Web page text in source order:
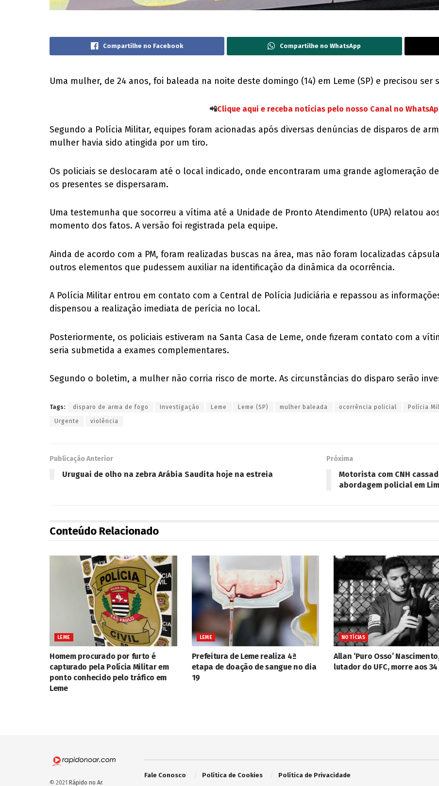
Compartilhe no Facebook Compartilhe no WhatsApp
Uma mulher, de 24 anos, foi baleada na noite deste domingo (14) em Leme (SP) e precisou
📲Clique aqui e receba notícias pelo nosso Canal no
Segundo a Polícia Militar, equipes foram acionadas após diversas denúncias de disparos de
mulher havia sido atingida por um tiro.
Os policiais se deslocaram até o local indicado, onde encontraram uma grande aglomeração
os presentes se dispersaram.
Uma testemunha que socorreu a vítima até a Unidade de Pronto Atendimento (UPA) relatou
momento dos fatos. A versão foi registrada pela equipe.
Ainda de acordo com a PM, foram realizadas buscas na área, mas não foram localizadas
outros elementos que pudessem auxiliar na identificação da dinâmica da ocorrência.
A Polícia Militar entrou em contato com a Central de Polícia Judiciária e repassou as
dispensou a realização imediata de perícia no local.
Posteriormente, os policiais estiveram na Santa Casa de Leme, onde fizeram contato com a
seria submetida a exames complementares.
Segundo o boletim, a mulher não corria risco de morte. As circunstâncias do disparo serão
Tags: disparo de arma de fogo Investigação Leme Leme (SP) mulher baleada ocorrência policial Polícia
Urgente violência
Publicação Anterior
Uruguai de olho na zebra Arábia Saudita hoje na estreia
Próxima
Motorista com CNH
abordagem policial em
Conteúdo Relacionado
LEME
Homem procurado por furto é
capturado pela Polícia Militar em
ponto conhecido pelo tráfico em
Leme
LEME
Prefeitura de Leme realiza 4ª
etapa de doação de sangue no dia
19
NOTÍCIAS
Allan ‘Puro Osso’
lutador do UFC, morre aos
© 2021 Rápido no Ar.
Fale Conosco Política de Cookies Política de Privacidade